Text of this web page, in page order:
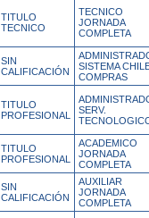
TITULO
TECNICO
TECNICO
JORNADA
COMPLETA
SIN
CALIFICACIÓN
SISTEMA
COMPRAS
TITULO
PROFESIONAL
SERV.
TITULO
PROFESIONAL
ACADEMICO
JORNADA
COMPLETA
SIN
CALIFICACIÓN
AUXILIAR
JORNADA
COMPLETA